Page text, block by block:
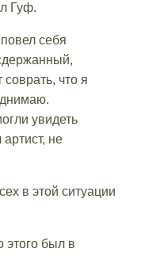
Гуф.
себя
соврать, что я
увидеть
не
в этой ситуации
этого был в